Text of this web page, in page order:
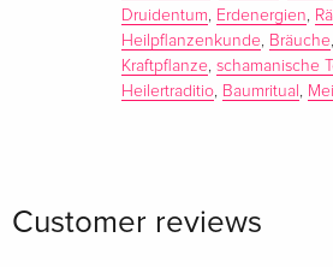
trifft dort auf das alte Volk der
einzigartiger Bericht gibt tiefe
dieser Menschen, ihre Verbindung
Naturzeremonien und das Wirken
Druidentum, Erdenergien,
Heilpflanzenkunde, Bräuche,
Kraftpflanze, schamanische
Heilertraditio, Baumritual ,
Customer reviews